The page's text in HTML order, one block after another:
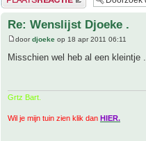
Re: Wenslijst Djoeke .
doordjoeke op 18 apr 2011 06:11
Misschien wel heb al een kleintje .
Grtz Bart.
Wil je mijn tuin zien klik dan HIER.